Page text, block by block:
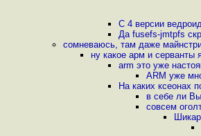
С 4 версии
Да fusefs-jmtpfs
сомневаюсь, там даже
ну какое арм и серванты
arm это уже
ARM уже
На каких ксеонах
в себе ли
совсем